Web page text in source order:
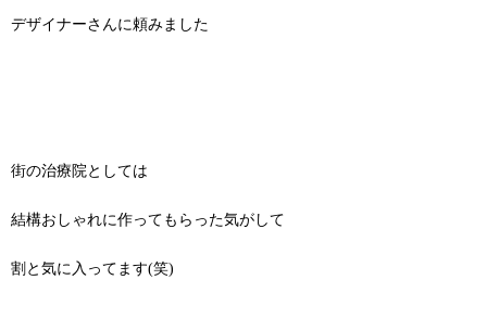
デザイナーさんに頼みました
街の治療院としては
結構おしゃれに作ってもらった気がして
割と気に入ってます(笑)